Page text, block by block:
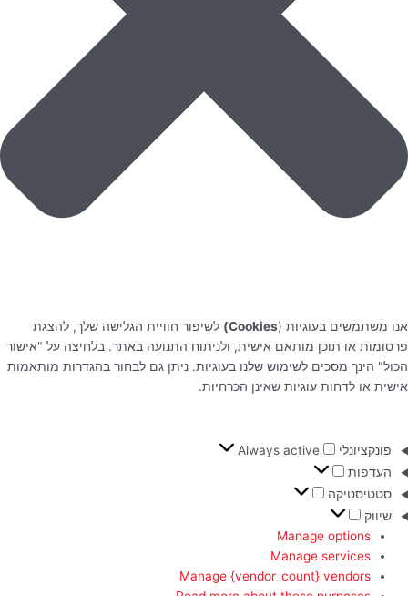
אנו משתמשים בעוגיות (Cookies)
לשיפור חוויית הגלישה שלך, להצגת
פרסומות או תוכן מותאם אישית, ולניתוח התנועה באתר. בלחיצה על "אישור
הכול" הינך מסכים לשימוש שלנו בעוגיות. ניתן גם לבחור בהגדרות מותאמות
אישית או לדחות עוגיות שאינן הכרחיות.
פונקציונלי
Always active
העדפות
סטטיסטיקה
שיווק
Manage options
Manage services
Manage {vendor_count} vendors